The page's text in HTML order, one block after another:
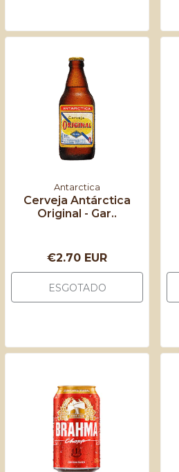
Antarctica
Cerveja Antárctica
Original - Gar..
€2.70 EUR
ESGOTADO